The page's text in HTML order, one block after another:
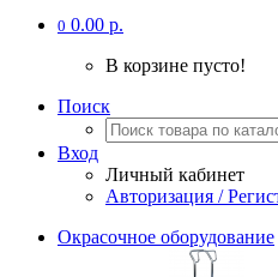
0 0.00 р.
В корзине пусто!
Поиск
Вход
Личный кабинет
Авторизация /
Окрасочное оборудование